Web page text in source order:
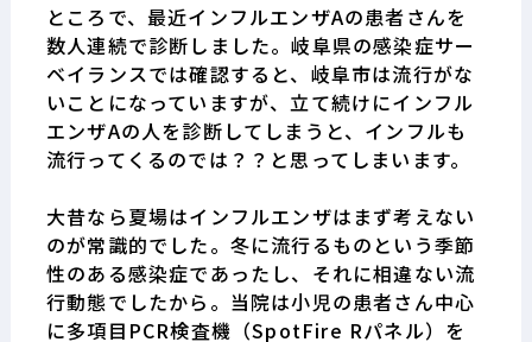
ところで、最近インフルエンザAの患者さんを
数人連続で診断しました。岐阜県の感染症サー
ベイランスでは確認すると、岐阜市は流行がな
いことになっていますが、立て続けにインフル
エンザAの人を診断してしまうと、インフルも
流行ってくるのでは？？と思ってしまいます。
大昔なら夏場はインフルエンザはまず考えない
のが常識的でした。冬に流行るものという季節
性のある感染症であったし、それに相違ない流
行動態でしたから。当院は小児の患者さん中心
に多項目 PCR検査機（SpotFire Rパネル）を